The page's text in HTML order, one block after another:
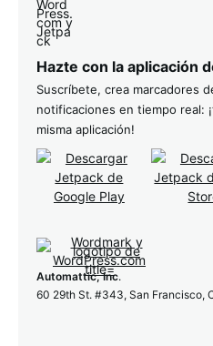
Hazte con la aplicación
Suscríbete, crea marcadores
notificaciones en tiempo real:
misma aplicación!
Automattic, Inc.
60 29th St. #343, San Francisco,